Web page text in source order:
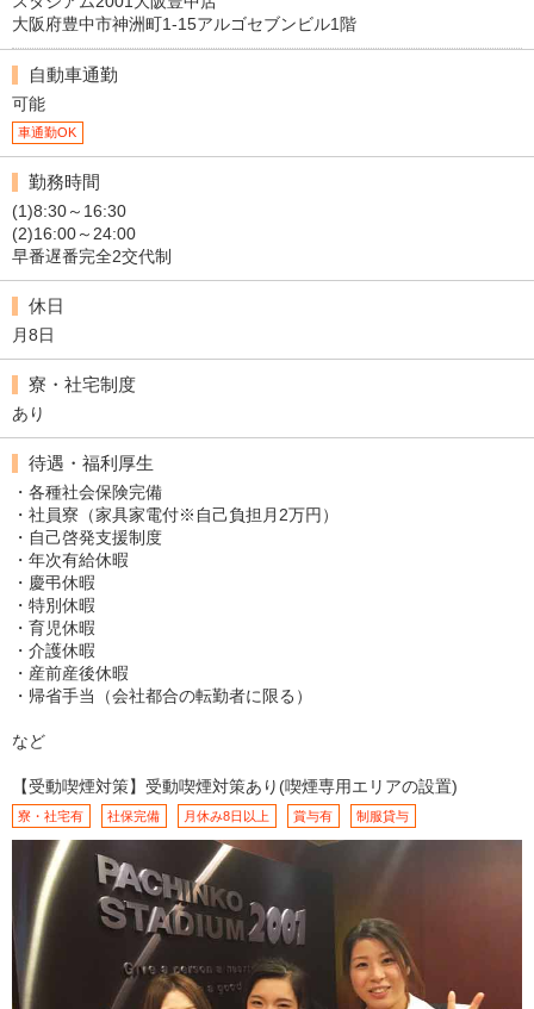
大阪府豊中市神洲町1-15アルゴセブンビル1階
自動車通勤
可能
車通勤OK
勤務時間
(1)8:30～16:30
(2)16:00～24:00
早番遅番完全2交代制
休日
月8日
寮・社宅制度
あり
待遇・福利厚生
・各種社会保険完備
・社員寮（家具家電付※自己負担月2万円）
・自己啓発支援制度
・年次有給休暇
・慶弔休暇
・特別休暇
・育児休暇
・介護休暇
・産前産後休暇
・帰省手当（会社都合の転勤者に限る）
など
【受動喫煙対策】受動喫煙対策あり(喫煙専用エリアの設置)
寮・社宅有 社保完備 月休み8日以上 賞与有 制服貸与